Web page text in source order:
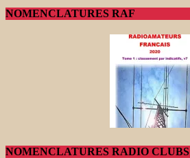
NOMENCLATURES RAF
NOMENCLATURES RADIO CLUBS